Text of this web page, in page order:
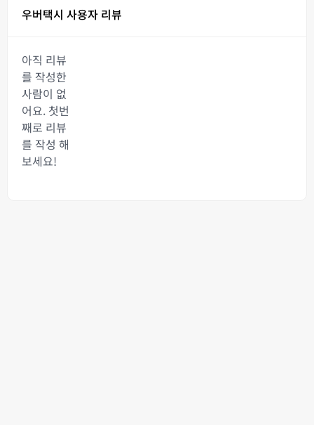
우버택시 사용자 리뷰
아직 리뷰
를 작성한
사람이 없
어요. 첫번
째로 리뷰
를 작성 해
보세요!